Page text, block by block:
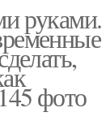
руками.
фото